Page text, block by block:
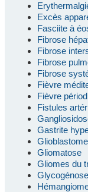
Excès
Fasciite à
Fibrose
Fibrose
Fibrose
Fibrose
Fièvre
Fièvre
Fistules
Gastrite
Glioblastome
Gliomatose
Gliomes du